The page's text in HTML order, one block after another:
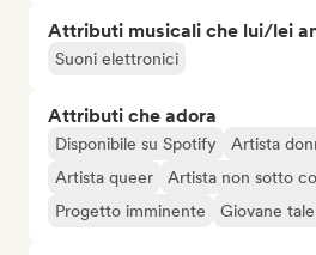
Attributi musicali che lui/lei
Suoni elettronici
Attributi che adora
Disponibile su Spotify Artista
Artista queer
Artista non sotto
Progetto imminente
Giovane